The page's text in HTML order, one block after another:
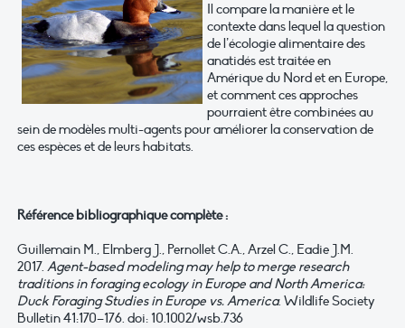
Il compare la manière et le
contexte dans lequel la question
de l’écologie alimentaire des
anatidés est traitée en
Amérique du Nord et en Europe,
et comment ces approches
pourraient être combinées au
sein de modèles multi-agents pour améliorer la conservation de
ces espèces et de leurs habitats.
Référence bibliographique complète :
Guillemain M., Elmberg J., Pernollet C.A., Arzel C., Eadie J.M.
2017. Agent-based modeling may help to merge research
traditions in foraging ecology in Europe and North America:
Duck Foraging Studies in Europe vs. America. Wildlife Society
Bulletin 41:170–176. doi: 10.1002/wsb.736